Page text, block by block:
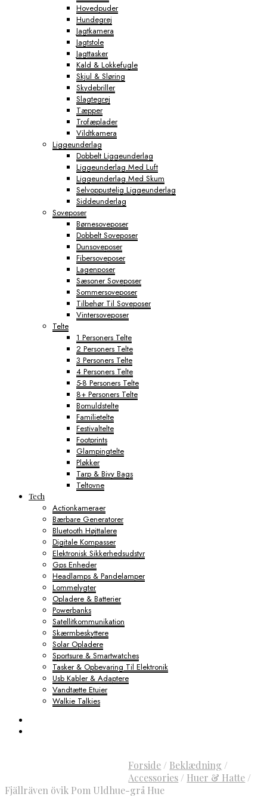
Hovedpuder
Hundegrej
Jagtkamera
Jagtstole
Jagttasker
Kald & Lokkefugle
Skjul & Sløring
Skydebriller
Slagtegrej
Tæpper
Trofæplader
Vildtkamera
Liggeunderlag
Dobbelt Liggeunderlag
Liggeunderlag Med Luft
Liggeunderlag Med Skum
Selvoppustelig Liggeunderlag
Siddeunderlag
Soveposer
Børnesoveposer
Dobbelt Soveposer
Dunsoveposer
Fibersoveposer
Lagenposer
Sæsoner Soveposer
Sommersoveposer
Tilbehør Til Soveposer
Vintersoveposer
Telte
1 Personers Telte
2 Personers Telte
3 Personers Telte
4 Personers Telte
5-8 Personers Telte
8+ Personers Telte
Bomuldstelte
Familietelte
Festivaltelte
Footprints
Glampingtelte
Pløkker
Tarp & Bivy Bags
Teltovne
Tech
Actionkameraer
Bærbare Generatorer
Bluetooth Højttalere
Digitale Kompasser
Elektronisk Sikkerhedsudstyr
Gps Enheder
Headlamps & Pandelamper
Lommelygter
Opladere & Batterier
Powerbanks
Satellitkommunikation
Skærmbeskyttere
Solar Opladere
Sportsure & Smartwatches
Tasker & Opbevaring Til Elektronik
Usb Kabler & Adaptere
Vandtætte Etuier
Walkie Talkies
Forside / Beklædning /
Accessories / Huer & Hatte /
Fjällräven övik Pom Uldhue-grå Hue